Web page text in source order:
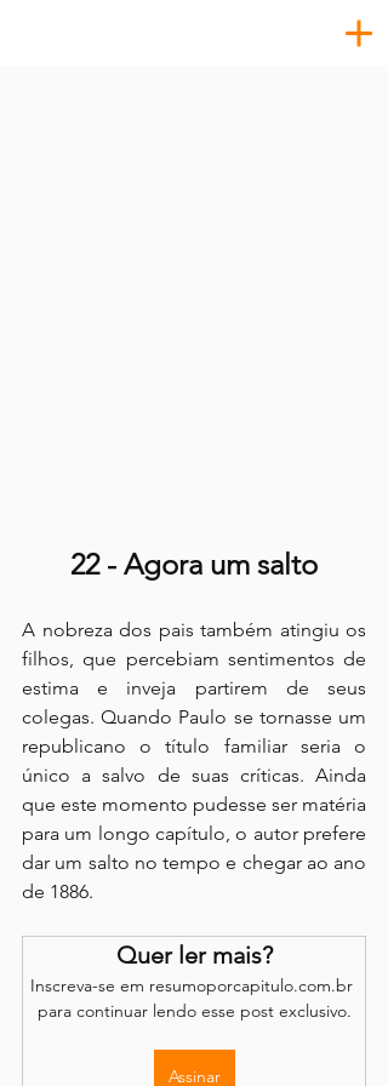
22 - Agora um salto
A nobreza dos pais também atingiu os
filhos, que percebiam sentimentos de
estima e inveja partirem de seus
colegas. Quando Paulo se tornasse um
republicano o título familiar seria o
único a salvo de suas críticas. Ainda
que este momento pudesse ser matéria
para um longo capítulo, o autor prefere
dar um salto no tempo e chegar ao ano
de 1886.
Quer ler mais?
Inscreva-se em resumoporcapitulo.com.br
para continuar lendo esse post exclusivo.
Assinar